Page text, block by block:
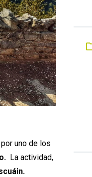
uno de los
La actividad,